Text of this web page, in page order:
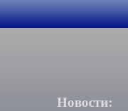
Новости: